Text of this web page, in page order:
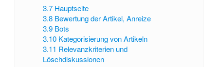
3.7 Hauptseite
3.8 Bewertung der Artikel, Anreize
3.9 Bots
3.10 Kategorisierung von Artikeln
3.11 Relevanzkriterien und
Löschdiskussionen